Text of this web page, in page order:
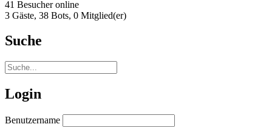
41 Besucher online
3 Gäste, 38 Bots, 0 Mitglied(er)
Suche
Login
Benutzername